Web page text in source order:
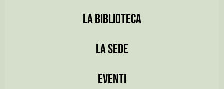
LA BIBLIOTECA
LA SEDE
EVENTI